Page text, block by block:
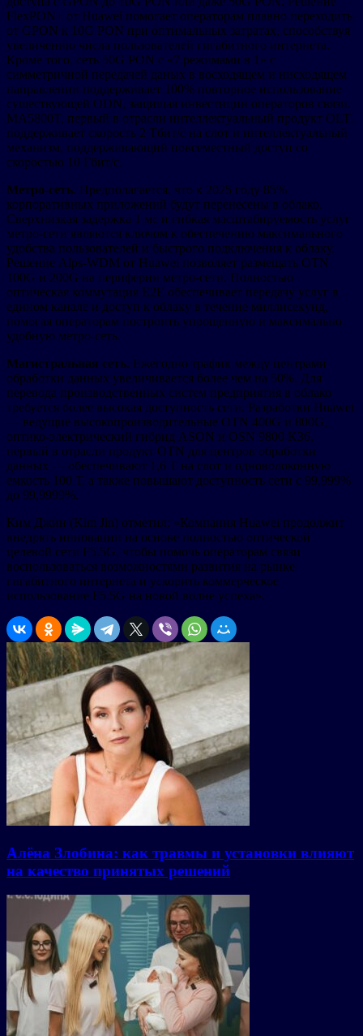
FlexPON+ от Huawei помогает операторам плавно переходить
от GPON к 10G PON при оптимальных затратах, способствуя
увеличению числа пользователей гигабитного интернета.
Кроме того, сеть 50G PON с «7 режимами в 1» с
симметричной передачей даных в восходящем и нисходящем
направлении поддерживает 100% повторное использование
существующей ODN, защищая инвестиции операторов связи.
MA5800T, первый в отрасли интеллектуальный продукт OLT,
поддерживает скорость 2 Тбит/с на слот и интеллектуальный
механизм, поддерживающий повсеместный доступ со
скоростью 10 Гбит/с.
Метро-сеть. Предполагается, что к 2025 году 85%
корпоративных приложений будут перенесены в облако.
Сверхнизкая задержка 1 мс и гибкая масштабируемость услуг
метро-сети являются ключом к обеспечению максимального
удобства пользователей и быстрого подключения к облаку.
Решение Alps-WDM от Huawei позволяет размещать OTN
100G и 200G на периферии метро-сети. Полностью
оптическая коммутация E2E обеспечивает передачу услуг в
едином канале и доступ к облаку в течение миллисекунд,
помогая операторам построить упрощенную и максимально
удобную метро-сеть.
Магистральная сеть. Ежегодно трафик между центрами
обработки данных увеличивается более чем на 50%. Для
перевода производственных систем предприятия в облако
требуется более высокая доступность сети. Разработки Huawei
— ведущие высокопроизводительные OTN 400G и 800G,
оптико-электрический гибрид ASON и OSN 9800 K36,
первый в отрасли продукт OTN для центров обработки
данных — обеспечивают 1,6 Т на слот и одноволоконную
емкость 100 Т, а также повышают доступность сети с 99,999%
до 99,9999%.
Ким Джин (Kim Jin) отметил: «Компания Huawei продолжит
внедрять инновации на основе полностью оптической
целевой сети F5.5G, чтобы помочь операторам связи
воспользоваться возможностями развития на рынке
гигабитного интернета и ускорить коммерческое
использование F5.5G на новой волне успеха».
Алёна Злобина: как травмы и установки влияют
на качество принятых решений